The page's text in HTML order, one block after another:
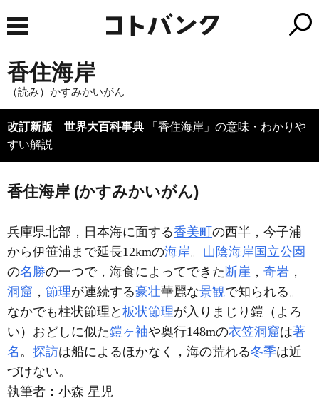
香住海岸
（読み）かすみかいがん
改訂新版 世界大百科事典 「香住海岸」の意味・わかりや
すい解説
香住海岸 (かすみかいがん)
兵庫県北部，日本海に面する香美町 の西半，今子浦
から伊笹浦まで延長12kmの海岸。 山陰海岸国立公園
の名勝の一つで，海食によってできた 断崖 ， 奇岩 ，
洞窟 ， 節理が連続する豪壮華麗な景観で知られる。
なかでも柱状節理と 板状節理が入りまじり鎧（よろ
い）おどしに似た鎧ヶ袖や奥行148mの衣笠洞窟は著
名 。 探訪は船によるほかなく，海の荒れる冬季は近
づけない。
執筆者： 小森 星児